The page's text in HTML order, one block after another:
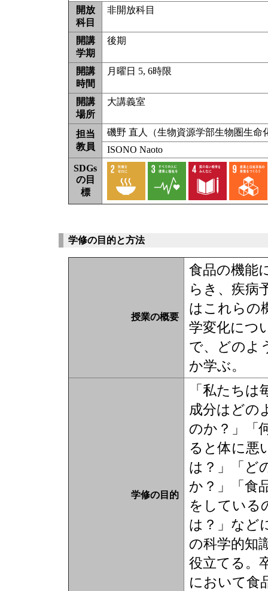
開放
科目
非開放科目
開講
学期
後期
開講
時間
月曜日 5, 6時限
開講
場所
大講義室
担当
教員
磯野 直人（生物資源学部生物圏生命
ISONO Naoto
SDGs
の目
標
学修の目的と方法
授業の概要
食品の機能
らき、疾病
はこれらの
学変化につ
で、どのよ
か学ぶ。
学修の目的
「私たち
成分はどの
のか？」「
ると体に悪
は？」「ど
か？」「食
をしている
は？」など
の科学的知
役立てる。
において食